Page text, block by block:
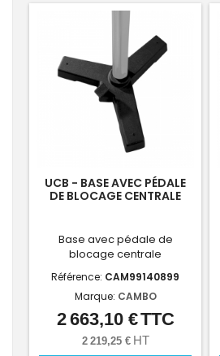
UCB - BASE AVEC PÉDALE
DE BLOCAGE CENTRALE
Base avec pédale de
blocage centrale
Référence: CAM99140899
Marque: CAMBO
Prix
2 663,10 €TTC
2 219,25 € HT